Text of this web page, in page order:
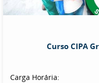
Curso CIPA
Carga Horária: